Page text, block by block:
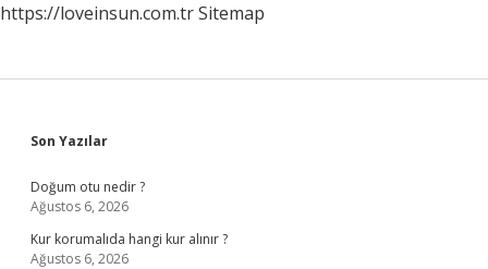
https://loveinsun.com.trSitemap
Sidebar
Son Yazılar
Doğum otu nedir ?
Ağustos 6, 2026
Kur korumalıda hangi kur alınır ?
Ağustos 6, 2026